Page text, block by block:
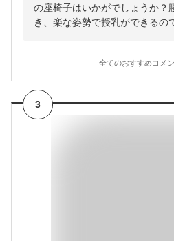
の座椅子はいかがでしょうか？
き、楽な姿勢で授乳ができるの
全てのおすすめコメン
3